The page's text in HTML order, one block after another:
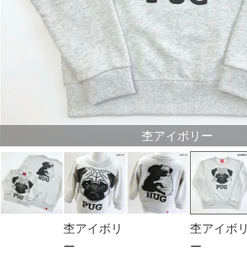
杢アイボリー
杢アイボリ
ー
杢アイボリ
ー